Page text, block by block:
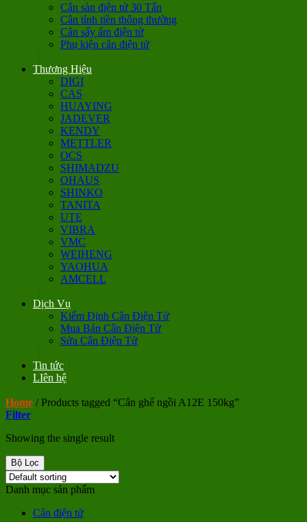
Cân sàn điện tử 30 Tấn
Cân tính tiền thông thường
Cân sấy ẩm điện tử
Phụ kiện cân điện tử
Thương Hiệu
DIGI
CAS
HUAYING
JADEVER
KENDY
METTLER
OCS
SHIMADZU
OHAUS
SHINKO
TANITA
UTE
VIBRA
VMC
WEIHENG
YAOHUA
AMCELL
Dịch Vụ
Kiểm Định Cân Điện Tử
Mua Bán Cân Điện Tử
Sửa Cân Điện Tử
Tin tức
LIên hệ
Home /Products tagged “Cân ghế ngồi A12E 150kg”
Filter
Showing the single result
Bộ Lọc
Danh mục sản phẩm
Cân điện tử